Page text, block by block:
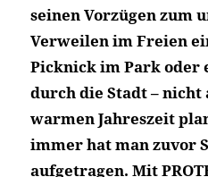
seinen Vorzügen zum
Verweilen im Freien
Picknick im Park oder
durch die Stadt – nicht
warmen Jahreszeit
immer hat man zuvor
aufgetragen. Mit